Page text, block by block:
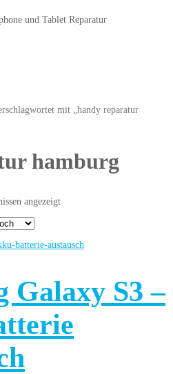
mit „handy reparatur
hamburg
angezeigt
Galaxy S3 –